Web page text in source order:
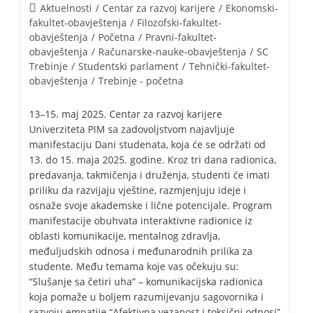
Aktuelnosti / Centar za razvoj karijere / Ekonomski-
fakultet-obavještenja / Filozofski-fakultet-
obavještenja / Početna / Pravni-fakultet-
obavještenja / Računarske-nauke-obavještenja / SC
Trebinje / Studentski parlament / Tehnički-fakultet-
obavještenja / Trebinje - početna
13–15. maj 2025. Centar za razvoj karijere
Univerziteta PIM sa zadovoljstvom najavljuje
manifestaciju Dani studenata, koja će se održati od
13. do 15. maja 2025. godine. Kroz tri dana radionica,
predavanja, takmičenja i druženja, studenti će imati
priliku da razvijaju vještine, razmjenjuju ideje i
osnaže svoje akademske i lične potencijale. Program
manifestacije obuhvata interaktivne radionice iz
oblasti komunikacije, mentalnog zdravlja,
međuljudskih odnosa i međunarodnih prilika za
studente. Među temama koje vas očekuju su:
“Slušanje sa četiri uha” – komunikacijska radionica
koja pomaže u boljem razumijevanju sagovornika i